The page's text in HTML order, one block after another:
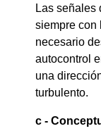
Las señales
siempre con
necesario
autocontrol
una
turbulento.
c -